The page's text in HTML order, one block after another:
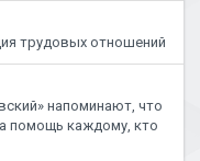
трудовых отношений
напоминают, что
помощь каждому, кто